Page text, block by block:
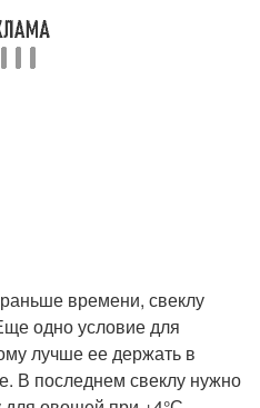
времени, свеклу
одно условие для
лучше ее держать в
В последнем свеклу нужно